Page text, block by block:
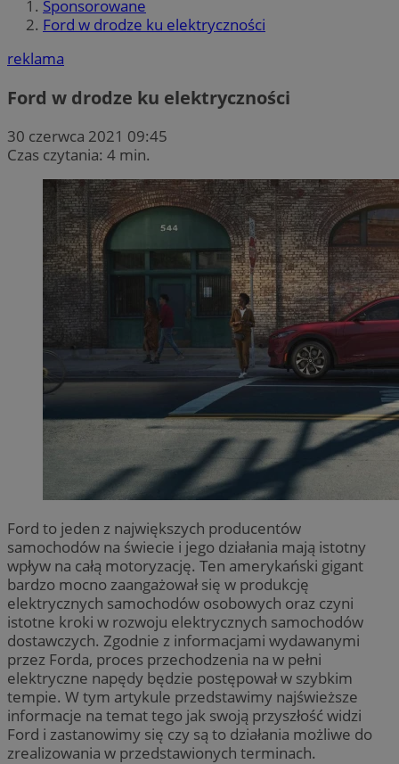
Sponsorowane
Ford w drodze ku elektryczności
reklama
Ford w drodze ku elektryczności
30 czerwca 2021 09:45
Czas czytania: 4 min.
Ford to jeden z największych producentów
samochodów na świecie i jego działania mają istotny
wpływ na całą motoryzację. Ten amerykański gigant
bardzo mocno zaangażował się w produkcję
elektrycznych samochodów osobowych oraz czyni
istotne kroki w rozwoju elektrycznych samochodów
dostawczych. Zgodnie z informacjami wydawanymi
przez Forda, proces przechodzenia na w pełni
elektryczne napędy będzie postępował w szybkim
tempie. W tym artykule przedstawimy najświeższe
informacje na temat tego jak swoją przyszłość widzi
Ford i zastanowimy się czy są to działania możliwe do
zrealizowania w przedstawionych terminach.